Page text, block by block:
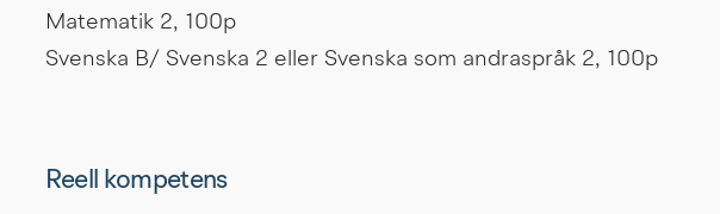
Matematik 2, 100p
Svenska B/ Svenska 2 eller Svenska som andraspråk 2, 100p
Reell kompetens